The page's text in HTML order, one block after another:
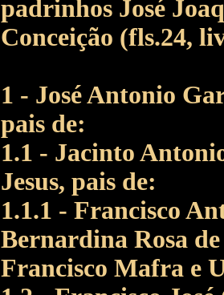
padrinhos José
Conceição (fls.24,
1 - José Antonio
pais de:
1.1 - Jacinto
Jesus, pais de:
1.1.1 - Francisco
Bernardina Rosa
Francisco Mafra e